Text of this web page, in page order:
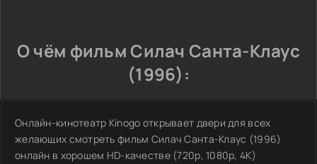
О чём фильм Силач Санта-Клаус
(1996):
Онлайн-кинотеатр Kinogo открывает двери для всех
желающих смотреть фильм Силач Санта-Клаус (1996)
онлайн в хорошем HD-качестве (720p, 1080p, 4K)